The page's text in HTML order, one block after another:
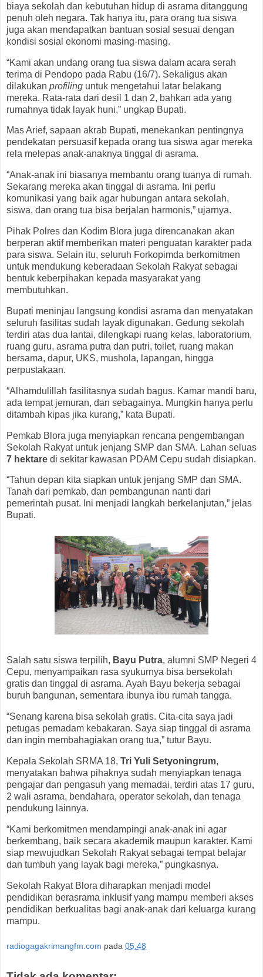
biaya sekolah dan kebutuhan hidup di asrama ditanggung
penuh oleh negara. Tak hanya itu, para orang tua siswa
juga akan mendapatkan bantuan sosial sesuai dengan
kondisi sosial ekonomi masing-masing.
“Kami akan undang orang tua siswa dalam acara serah
terima di Pendopo pada Rabu (16/7). Sekaligus akan
dilakukan profiling untuk mengetahui latar belakang
mereka. Rata-rata dari desil 1 dan 2, bahkan ada yang
rumahnya tidak layak huni,” ungkap Bupati.
Mas Arief, sapaan akrab Bupati, menekankan pentingnya
pendekatan persuasif kepada orang tua siswa agar mereka
rela melepas anak-anaknya tinggal di asrama.
“Anak-anak ini biasanya membantu orang tuanya di rumah.
Sekarang mereka akan tinggal di asrama. Ini perlu
komunikasi yang baik agar hubungan antara sekolah,
siswa, dan orang tua bisa berjalan harmonis,” ujarnya.
Pihak Polres dan Kodim Blora juga direncanakan akan
berperan aktif memberikan materi penguatan karakter pada
para siswa. Selain itu, seluruh Forkopimda berkomitmen
untuk mendukung keberadaan Sekolah Rakyat sebagai
bentuk keberpihakan kepada masyarakat yang
membutuhkan.
Bupati meninjau langsung kondisi asrama dan menyatakan
seluruh fasilitas sudah layak digunakan. Gedung sekolah
terdiri atas dua lantai, dilengkapi ruang kelas, laboratorium,
ruang guru, asrama putra dan putri, toilet, ruang makan
bersama, dapur, UKS, mushola, lapangan, hingga
perpustakaan.
“Alhamdulillah fasilitasnya sudah bagus. Kamar mandi baru,
ada tempat jemuran, dan sebagainya. Mungkin hanya perlu
ditambah kipas jika kurang,” kata Bupati.
Pemkab Blora juga menyiapkan rencana pengembangan
Sekolah Rakyat untuk jenjang SMP dan SMA. Lahan seluas
7 hektare di sekitar kawasan PDAM Cepu sudah disiapkan.
“Tahun depan kita siapkan untuk jenjang SMP dan SMA.
Tanah dari pemkab, dan pembangunan nanti dari
pemerintah pusat. Ini menjadi langkah berkelanjutan,” jelas
Bupati.
Salah satu siswa terpilih, Bayu Putra, alumni SMP Negeri 4
Cepu, menyampaikan rasa syukurnya bisa bersekolah
gratis dan tinggal di asrama. Ayah Bayu bekerja sebagai
buruh bangunan, sementara ibunya ibu rumah tangga.
“Senang karena bisa sekolah gratis. Cita-cita saya jadi
petugas pemadam kebakaran. Saya siap tinggal di asrama
dan ingin membahagiakan orang tua,” tutur Bayu.
Kepala Sekolah SRMA 18, Tri Yuli Setyoningrum,
menyatakan bahwa pihaknya sudah menyiapkan tenaga
pengajar dan pengasuh yang memadai, terdiri atas 17 guru,
2 wali asrama, bendahara, operator sekolah, dan tenaga
pendukung lainnya.
“Kami berkomitmen mendampingi anak-anak ini agar
berkembang, baik secara akademik maupun karakter. Kami
siap mewujudkan Sekolah Rakyat sebagai tempat belajar
dan tumbuh yang layak bagi mereka,” pungkasnya.
Sekolah Rakyat Blora diharapkan menjadi model
pendidikan berasrama inklusif yang mampu memberi akses
pendidikan berkualitas bagi anak-anak dari keluarga kurang
mampu.
radiogagakrimangfm.com pada 05.48